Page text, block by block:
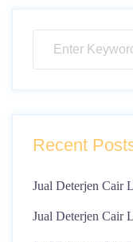
Recent
Jual Deterjen Cair
Jual Deterjen Cair